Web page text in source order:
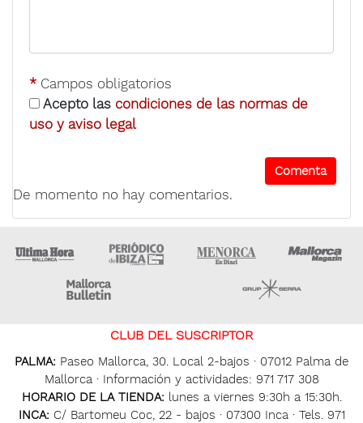
* Campos obligatorios
Acepto las condiciones de las normas de
uso y aviso legal
De momento no hay comentarios.
Ultima Hora Ultima hora Ibiza Menorca • Es Diari
CLUB DEL SUSCRIPTOR
PALMA: Paseo Mallorca, 30. Local 2-bajos · 07012 Palma de
Mallorca · Información y actividades: 971 717 308
HORARIO DE LA TIENDA: lunes a viernes 9:30h a 15:30h.
INCA: C/ Bartomeu Coc, 22 - bajos · 07300 Inca · Tels. 971